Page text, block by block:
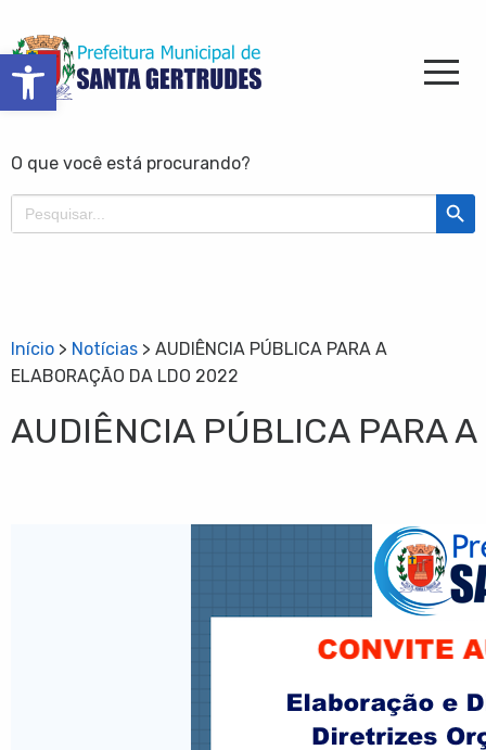
Barra de Ferramentas Aberta
O que você está procurando?
Search
for:
Search
Início > Notícias > AUDIÊNCIA PÚBLICA PARA A
ELABORAÇÃO DA LDO 2022
AUDIÊNCIA PÚBLICA PARA